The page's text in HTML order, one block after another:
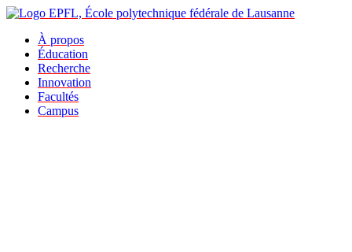
À propos
Éducation
Recherche
Innovation
Facultés
Campus